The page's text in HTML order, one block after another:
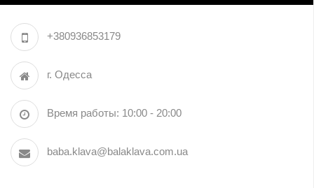
+380936853179
г. Одесса
Время работы: 10:00 - 20:00
baba.klava@balaklava.com.ua